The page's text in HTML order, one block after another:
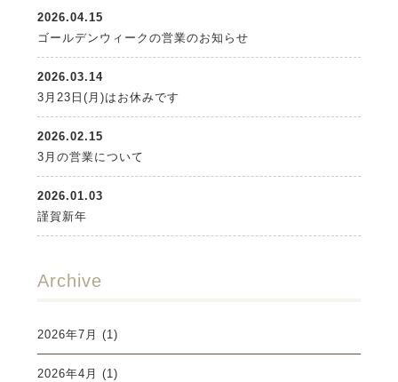
2026.04.15
ゴールデンウィークの営業のお知らせ
2026.03.14
3月23日(月)はお休みです
2026.02.15
3月の営業について
2026.01.03
謹賀新年
Archive
2026年7月 (1)
2026年4月 (1)